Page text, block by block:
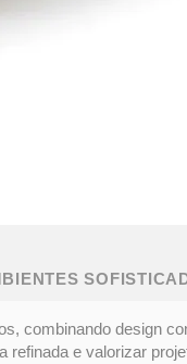
combinando design
refinada e valorizar